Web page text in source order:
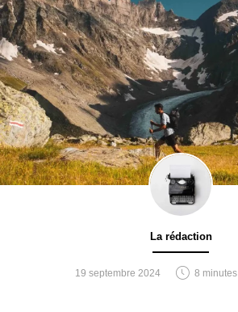
La rédaction
19 septembre 2024 8 minutes